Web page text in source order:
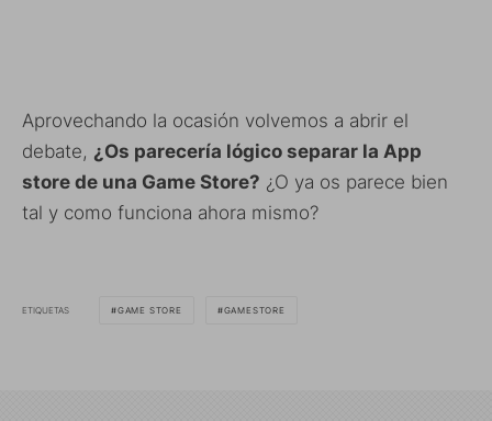
Aprovechando la ocasión volvemos a abrir el
debate, ¿Os parecería lógico separar la App
store de una Game Store? ¿O ya os parece bien
tal y como funciona ahora mismo?
ETIQUETAS GAME STORE GAMESTORE